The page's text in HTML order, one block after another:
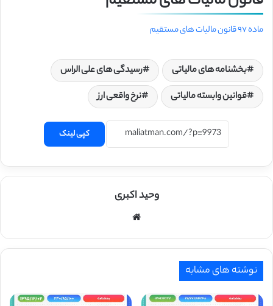
ماده ۹۷ قانون مالیات های مستقیم
بخشنامه های مالیاتی
رسیدگی های علی الراس
قوانین وابسته مالیاتی
نرخ واقعی ارز
کپی لینک
وحید اکبری
نوشته های مشابه